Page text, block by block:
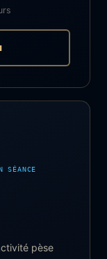
SÉANCE
pèse